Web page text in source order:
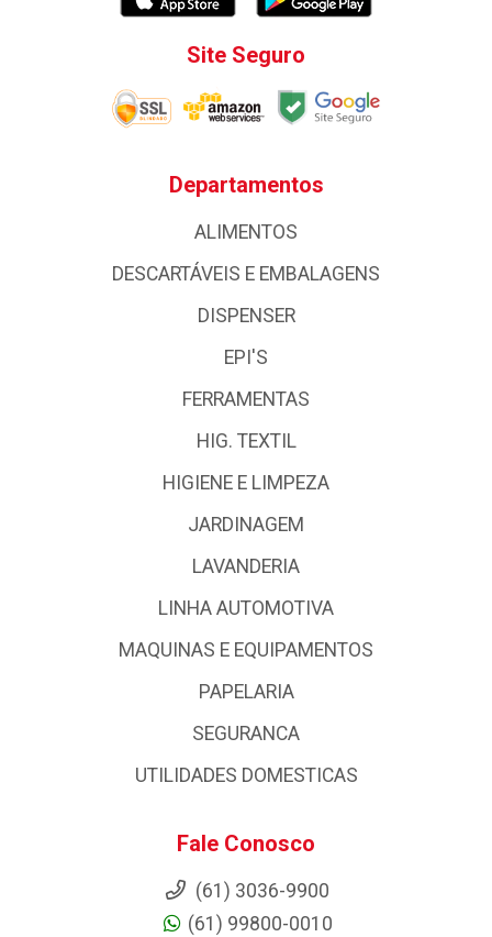
Site Seguro
Departamentos
ALIMENTOS
DESCARTÁVEIS E EMBALAGENS
DISPENSER
EPI'S
FERRAMENTAS
HIG. TEXTIL
HIGIENE E LIMPEZA
JARDINAGEM
LAVANDERIA
LINHA AUTOMOTIVA
MAQUINAS E EQUIPAMENTOS
PAPELARIA
SEGURANCA
UTILIDADES DOMESTICAS
Fale Conosco
(61) 3036-9900
(61) 99800-0010